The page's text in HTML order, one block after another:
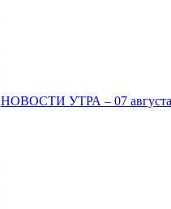
НОВОСТИ УТРА – 07 августа